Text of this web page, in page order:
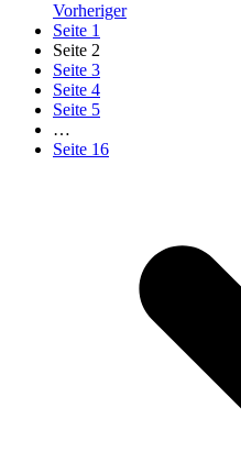
Vorheriger
Seite 1
Seite 2
Seite 3
Seite 4
Seite 5
…
Seite 16